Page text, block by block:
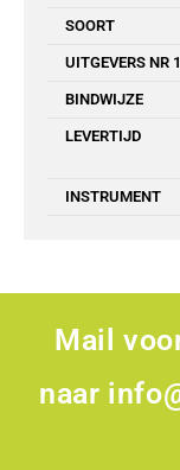
SOORT
UITGEVERS NR 1
BINDWIJZE
LEVERTIJD
INSTRUMENT
Mail
naar